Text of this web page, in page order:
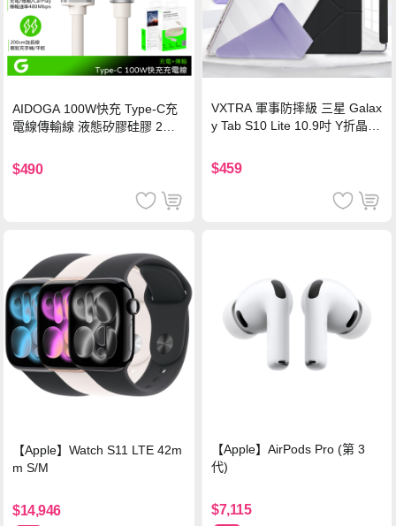
AIDOGA 100W快充 Type-C充
電線傳輸線 液態矽膠硅膠 2M
$490
VXTRA 軍事防摔級 三星 Galax
y Tab S10 Lite 10.9吋 Y折晶透
$459
【Apple】Watch S11 LTE 42m
m S/M
$14,946
【Apple】AirPods Pro (第 3
代)
$7,115